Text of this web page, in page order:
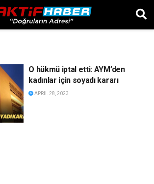
O hükmü iptal etti: AYM’den
kadınlar için soyadı kararı
APRIL 28, 2023